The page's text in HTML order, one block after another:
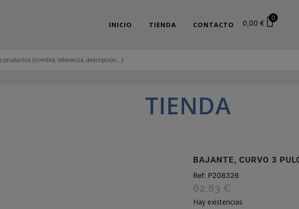
INICIO TIENDA CONTACTO 0,00 €
0
TIENDA
BAJANTE, CURVO 3
Ref: P208326
62,83 €
Hay existencias